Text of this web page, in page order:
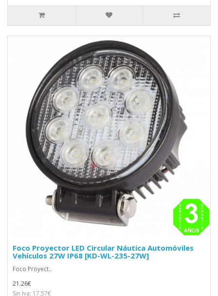
Foco Proyector LED Circular Náutica Automóviles
Vehículos 27W IP68 [KD-WL-235-27W]
Foco Proyect..
21.26€
Sin Iva: 17.57€